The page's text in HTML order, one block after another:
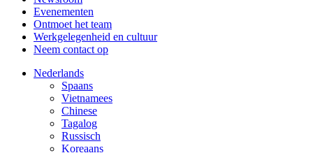
Evenementen
Ontmoet het team
Werkgelegenheid en cultuur
Neem contact op
Nederlands
Spaans
Vietnamees
Chinese
Tagalog
Russisch
Koreaans